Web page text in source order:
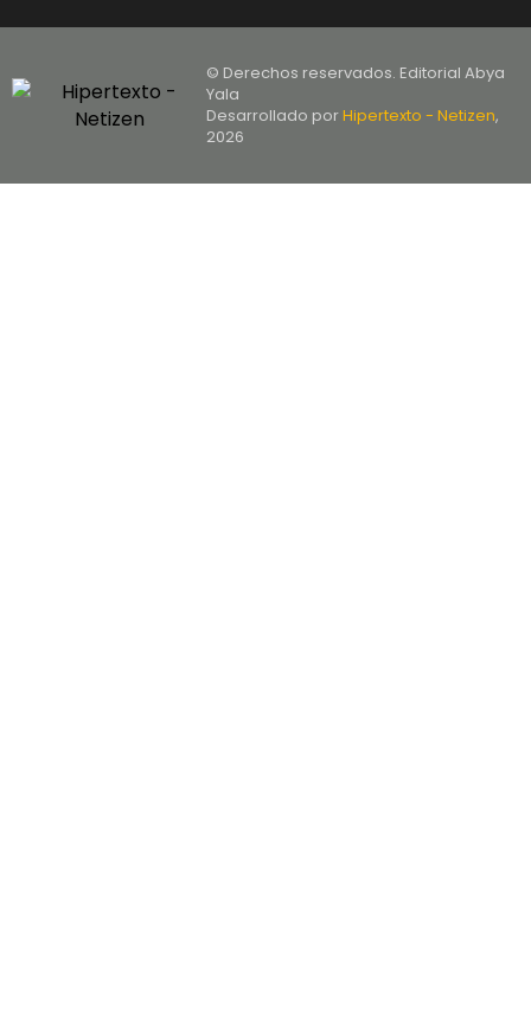
© Derechos reservados. Editorial Abya
Yala
Desarrollado porHipertexto - Netizen,
2026